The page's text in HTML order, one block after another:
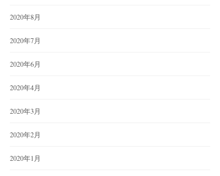
2020年8月
2020年7月
2020年6月
2020年4月
2020年3月
2020年2月
2020年1月